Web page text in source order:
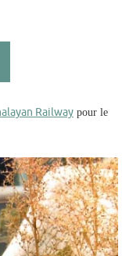
Railway pour le